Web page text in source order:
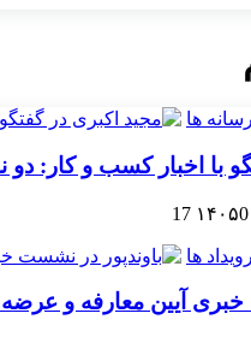
ها
با اخبار کسب و کار:
0
17
ها
و عرضه اولیه سهام شرکت پیمان